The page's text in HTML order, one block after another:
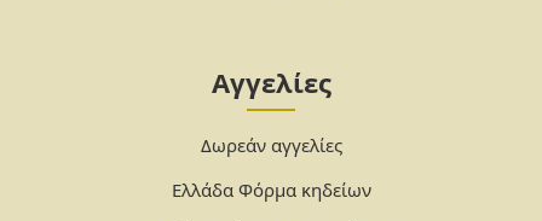
Αγγελίες
Δωρεάν αγγελίες
Ελλάδα Φόρμα κηδείων